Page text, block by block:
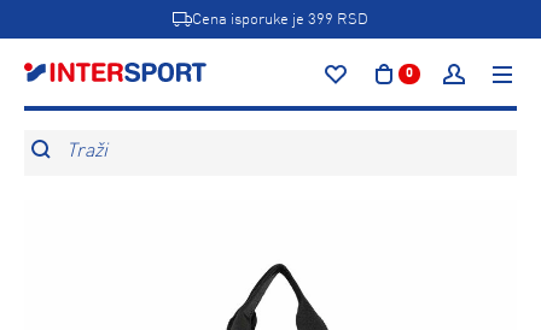
Cena isporuke je 399 RSD
0
Traži